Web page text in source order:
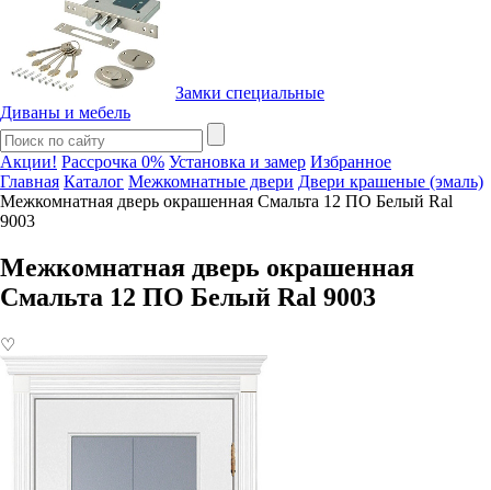
Замки специальные
Диваны и мебель
Акции! Рассрочка 0% Установка и замер Избранное
Главная Каталог Межкомнатные двери Двери крашеные (эмаль)
Межкомнатная дверь окрашенная Смальта 12 ПО Белый Ral
9003
Межкомнатная дверь окрашенная
Смальта 12 ПО Белый Ral 9003
♡